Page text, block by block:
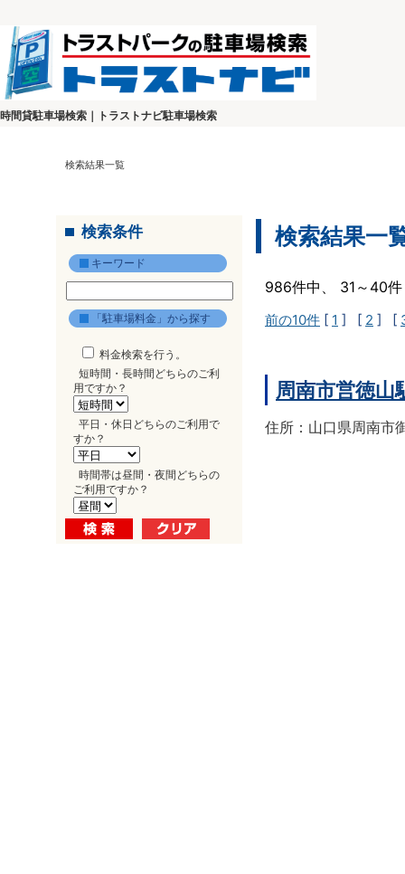
時間貸駐車場検索｜トラストナビ駐車場検索
検索結果一覧
検索条件
キーワード
「駐車場料金」から探す
料金検索を行う。
短時間・長時間どちらのご利
用ですか？
平日・休日どちらのご利用で
すか？
時間帯は昼間・夜間どちらの
ご利用ですか？
検索結果一
986件中、 31～40
前の10件 [ 1 ] [ 2 ] [
周南市営徳山
住所：山口県周南市